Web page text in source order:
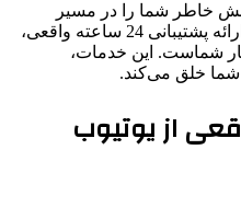
خاطر شما را در مسیر
یوتیوب تضمین می‌کند. یاراتیوب با ارائه پشتیبانی 24 ساعته واقعی،
شماست. این خدمات،
شما خلق می‌کند.
از یوتیوب